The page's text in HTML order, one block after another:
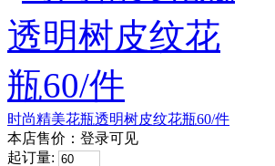
时尚精美花瓶透明树皮纹花瓶60/件
本店售价： 登录可见
起订量: